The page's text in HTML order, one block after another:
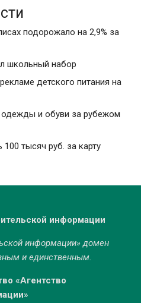
подорожало на 2,9% за
школьный набор
детского питания на
одежды и обуви за рубежом
100 тысяч руб. за карту
информации
информации» домен
и единственным.
«Агентство